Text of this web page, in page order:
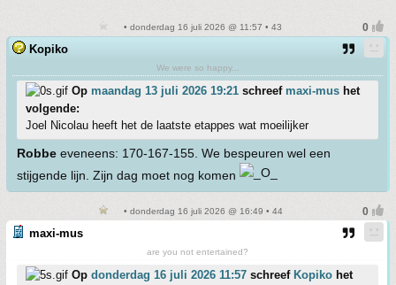
• donderdag 16 juli 2026 @ 11:57 • 43
Kopiko
We were so happy...
Op maandag 13 juli 2026 19:21 schreef maxi-mus het
volgende:
Joel Nicolau heeft het de laatste etappes wat moeilijker
Robbe eveneens: 170-167-155. We bespeuren wel een
stijgende lijn. Zijn dag moet nog komen
• donderdag 16 juli 2026 @ 16:49 • 44
maxi-mus
are you not entertained?
Op donderdag 16 juli 2026 11:57 schreef Kopiko het